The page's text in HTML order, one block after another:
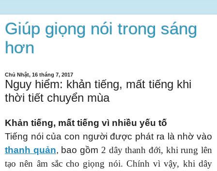
Giúp giọng nói trong sáng
hơn
Chủ Nhật, 16 tháng 7, 2017
Nguy hiểm: khản tiếng, mất tiếng khi
thời tiết chuyển mùa
Khản tiếng, mất tiếng vì nhiều yếu tố
Tiếng nói của con người được phát ra là nhờ vào
thanh quản, bao gồm 2 dây thanh đới, khi rung lên
tạo nên âm sắc cho giọng nói. Chính vì vậy, khi dây